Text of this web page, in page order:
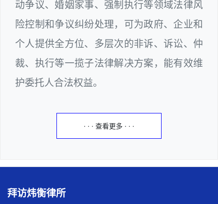
动争议、婚姻家事、强制执行等领域法律风
险控制和争议纠纷处理，可为政府、企业和
个人提供全方位、多层次的非诉、诉讼、仲
裁、执行等一揽子法律解决方案，能有效维
护委托人合法权益。
· · · 查看更多 · · ·
拜访炜衡律所